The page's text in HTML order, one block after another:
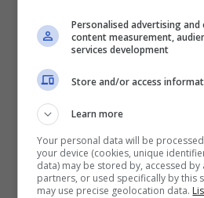
La certificazione di inizio
abilitazioni amministrative
preventiva dell’Asl (se
norme edilizie,faranno
necessarie verifiche.
Personalised advertising
content measurement,
services development
Store and/or access
Learn more
Your personal data will be
your device (cookies, unique
data) may be stored by, accessed
partners, or used specifically by this
may use precise geolocation data.